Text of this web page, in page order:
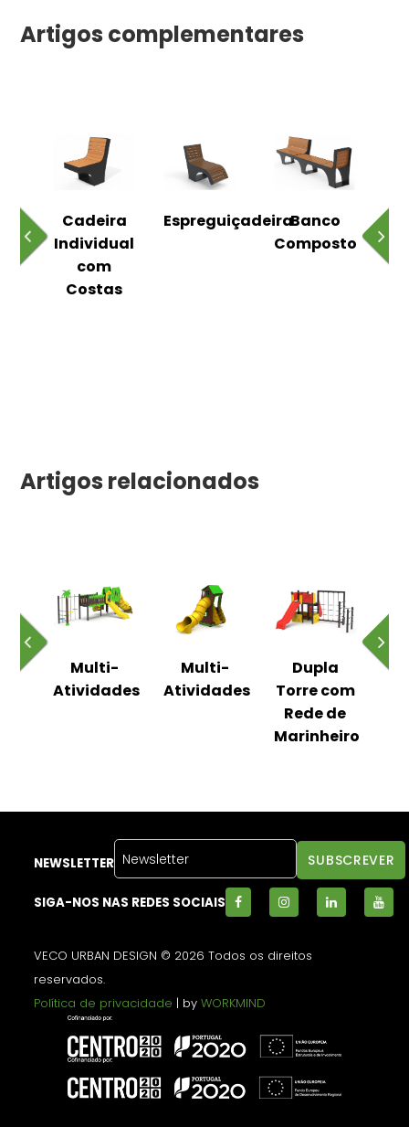
Artigos complementares
Cadeira
Individual
com
Costas
EspreguiçadeiraBanco
Composto
Artigos relacionados
Multi-
Atividades
Multi-
Atividades
Dupla
Torre com
Rede de
Marinheiro
NEWSLETTER
SIGA-NOS NAS REDES SOCIAIS
VECO URBAN DESIGN © 2026 Todos os direitos
reservados.
Política de privacidade | byWORKMIND